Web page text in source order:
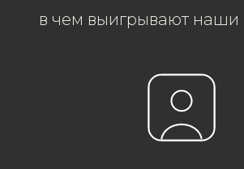
в чем выигрывают наши